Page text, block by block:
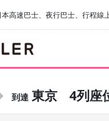
本高速巴士、夜行巴士、行程線
東京 4列座